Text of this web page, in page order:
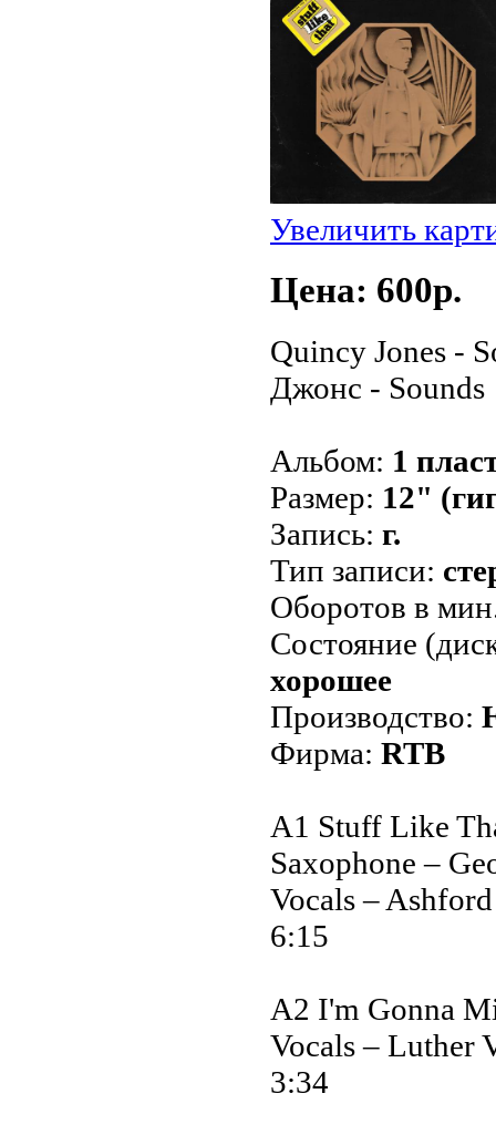
Увеличить
Цена: 600p.
Quincy Jones -
Джонс -
Альбом: 1
Размер: 12"
Запись: г.
Тип записи:
Оборотов в
Состояние
хорошее
Производство:
Фирма: RTB
A1 Stuff Like
Saxophone –
Vocals –
6:15
A2 I'm Gonna
Vocals – Luther
3:34